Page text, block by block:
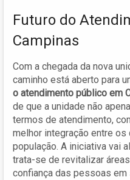
Futuro do
Campinas
Com a chegada da nova
caminho está aberto para
o atendimento público em
de que a unidade não
termos de atendimento,
melhor integração entre
população. A iniciativa vai
trata-se de revitalizar
confiança das pessoas